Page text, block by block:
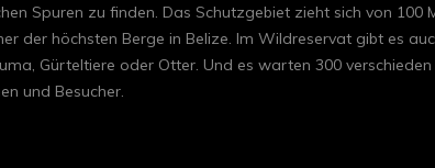
Spuren zu finden. Das Schutzgebiet zieht sich von 100
der höchsten Berge in Belize. Im Wildreservat gibt es
Gürteltiere oder Otter. Und es warten 300 verschieden
und Besucher.